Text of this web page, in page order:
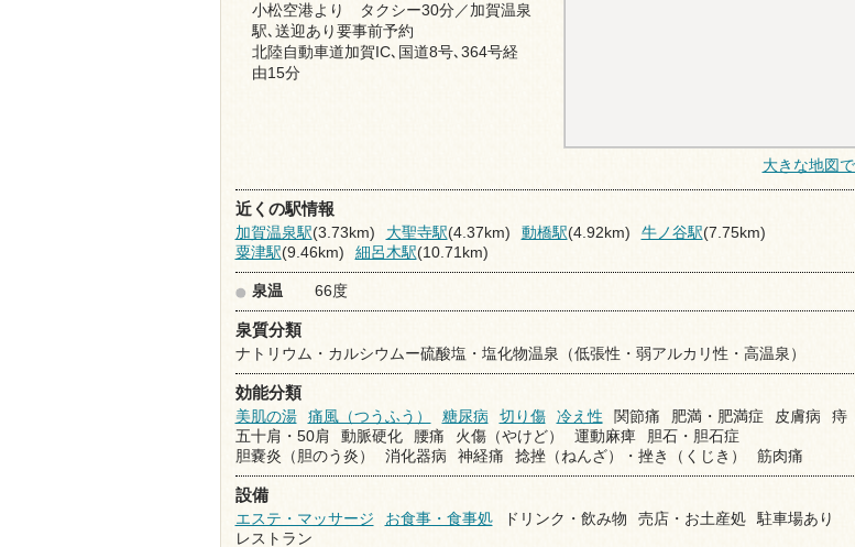
小松空港より タクシー30分／加賀温泉
駅､送迎あり要事前予約
北陸自動車道加賀IC､国道8号､364号経
由15分
大きな地図
近くの駅情報
加賀温泉駅(3.73km) 大聖寺駅(4.37km) 動橋駅(4.92km) 牛ノ谷駅(7.75km)
粟津駅(9.46km) 細呂木駅(10.71km)
泉温 66度
泉質分類
ナトリウム・カルシウムー硫酸塩・塩化物温泉（低張性・弱アルカリ性・高温泉）
効能分類
美肌の湯
痛風（つうふう） 糖尿病 切り傷 冷え性 関節痛 肥満・肥満症 皮膚病
痔
五十肩・50肩
動脈硬化 腰痛 火傷（やけど） 運動麻痺
胆石・胆石症
胆嚢炎（胆のう炎）
消化器病 神経痛 捻挫（ねんざ）・挫き（くじき） 筋肉痛
設備
エステ・マッサージ
お食事・食事処 ドリンク・飲み物 売店・お土産処
駐車場あり
レストラン